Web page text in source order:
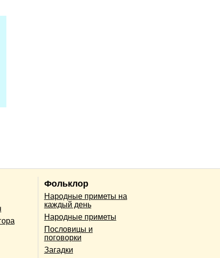
Фольклор
Народные приметы на
каждый день
Народные приметы
Пословицы и
поговорки
Загадки